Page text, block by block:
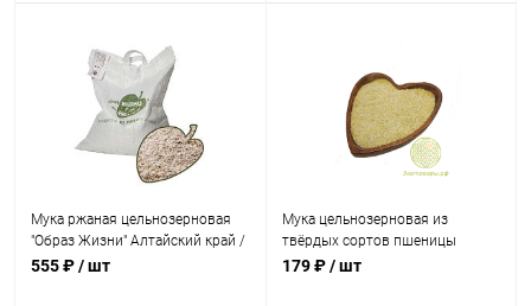
Мука ржаная цельнозерновая
"Образ Жизни" Алтайский край /
5 кг
555 ₽/ шт
Мука цельнозерновая из
твёрдых сортов пшеницы
"Экотовары.рф" / 1 кг
179 ₽/ шт